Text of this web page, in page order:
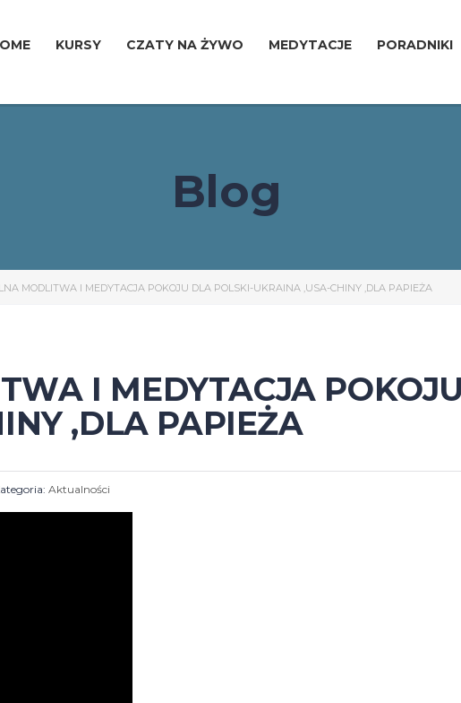
KURSY CZATY NA ŻYWO MEDYTACJE PORADNIKI
Blog
MODLITWA I MEDYTACJA POKOJU DLA POLSKI-UKRAINA ,USA-CHINY ,DLA PAPIEŻA
I MEDYTACJA
,DLA PAPIEŻA
Aktualności